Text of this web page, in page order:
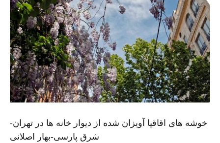
خوشه های اقاقیا آویزان شده از دیوار خانه ها در تهران-
شرق پارسی-بهار اصلانی